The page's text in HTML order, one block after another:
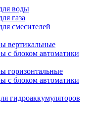
воды
газа
смесителей
вертикальные
с блоком автоматики
горизонтальные
с блоком автоматики
гидроаккумуляторов